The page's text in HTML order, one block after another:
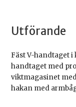
Utförande
Fäst V-handtaget i
handtaget med
viktmagasinet
hakan med